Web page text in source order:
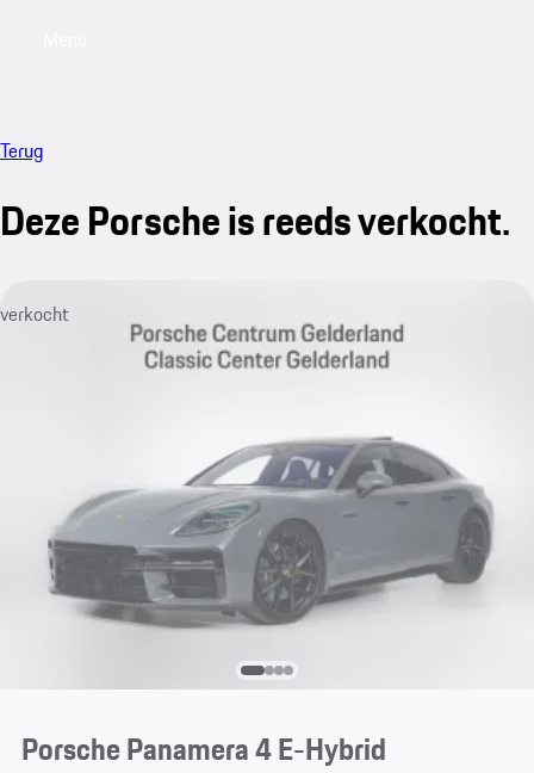
Terug
Deze Porsche is reeds verkocht.
verkocht
Porsche Panamera 4 E-Hybrid